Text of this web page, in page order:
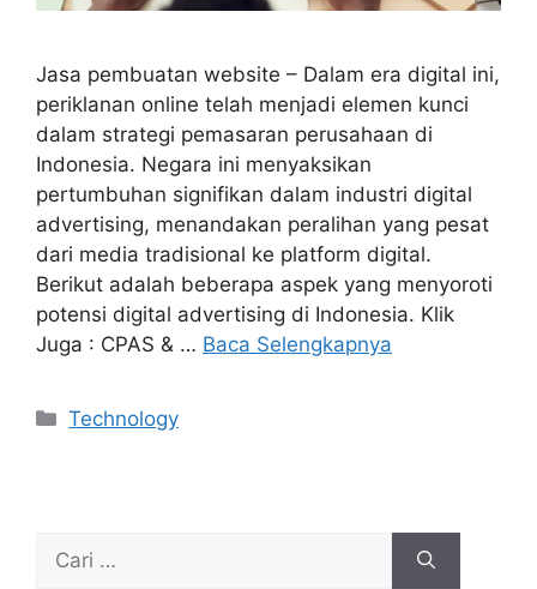
Jasa pembuatan website – Dalam era digital ini,
periklanan online telah menjadi elemen kunci
dalam strategi pemasaran perusahaan di
Indonesia. Negara ini menyaksikan
pertumbuhan signifikan dalam industri digital
advertising, menandakan peralihan yang pesat
dari media tradisional ke platform digital.
Berikut adalah beberapa aspek yang menyoroti
potensi digital advertising di Indonesia. Klik
Juga : CPAS & … Baca Selengkapnya
Kategori
Technology
untuk: